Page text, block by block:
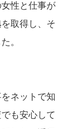
性と仕事が
取得し、そ
。
ネットで知
も安心して